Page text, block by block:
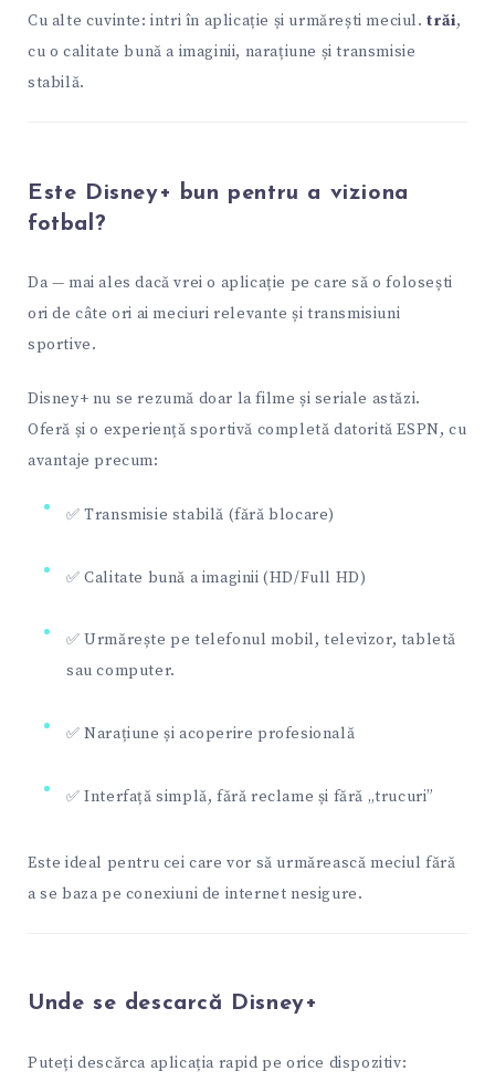
Cu alte cuvinte: intri în aplicație și urmărești meciul.trăi,
cu o calitate bună a imaginii, narațiune și transmisie
stabilă.
Este Disney+ bun pentru a viziona
fotbal?
Da — mai ales dacă vrei o aplicație pe care să o folosești
ori de câte ori ai meciuri relevante și transmisiuni
sportive.
Disney+ nu se rezumă doar la filme și seriale astăzi.
Oferă și o experiență sportivă completă datorită ESPN, cu
avantaje precum:
✅ Transmisie stabilă (fără blocare)
✅ Calitate bună a imaginii (HD/Full HD)
✅ Urmărește pe telefonul mobil, televizor, tabletă
sau computer.
✅ Narațiune și acoperire profesională
✅ Interfață simplă, fără reclame și fără „trucuri”
Este ideal pentru cei care vor să urmărească meciul fără
a se baza pe conexiuni de internet nesigure.
Unde se descarcă Disney+
Puteți descărca aplicația rapid pe orice dispozitiv: